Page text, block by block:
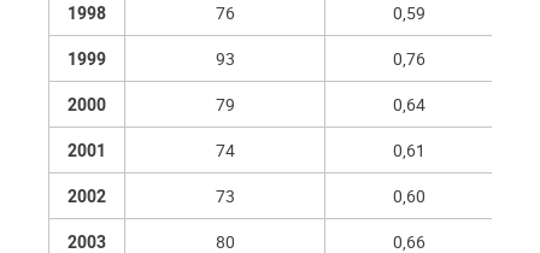
1998
76
0,59
1999
93
0,76
2000
79
0,64
2001
74
0,61
2002
73
0,60
2003
80
0,66